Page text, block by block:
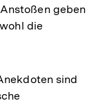
geben
die
sind